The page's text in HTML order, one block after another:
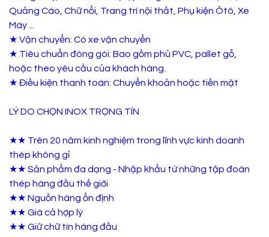
Quảng Cáo, Chữ nổi, Trang trí nội thất, Phụ kiện Ôtô, Xe
Máy ...
★ Vận chuyển: Có xe vận chuyển
★ Tiêu chuẩn đóng gói: Bao gồm phủ PVC, pallet gỗ,
hoặc theo yêu cầu của khách hàng.
★ Điều kiện thanh toán: Chuyển khoản hoặc tiền mặt
LÝ DO CHỌN INOX TRỌNG TÍN
★★ Trên 20 năm kinh nghiệm trong lĩnh vực kinh doanh
thép không gỉ
★★ Sản phẩm đa dạng - Nhập khẩu từ những tập đoàn
thép hàng đầu thế giới
★★ Nguồn hàng ổn định
★★ Giá cả hợp lý
★★ Giữ chữ tín hàng đầu